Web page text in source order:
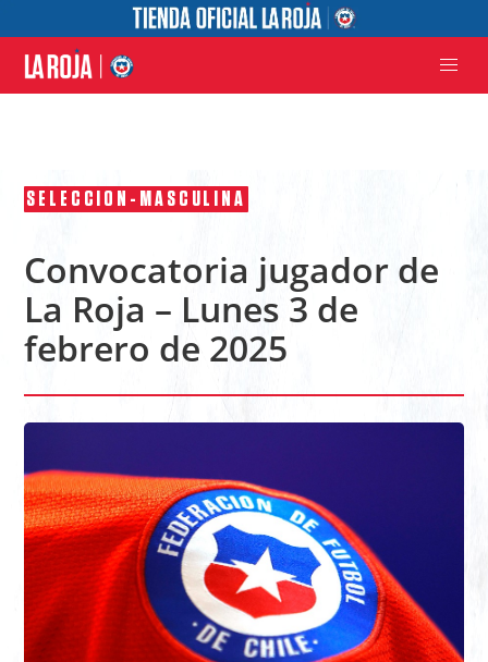
SELECCION-MASCULINA
Convocatoria jugador de
La Roja – Lunes 3 de
febrero de 2025